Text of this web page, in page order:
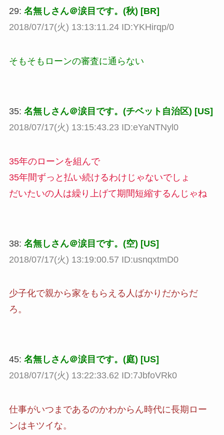
29: 名無しさん＠涙目です。(秋) [BR]
2018/07/17(火) 13:13:11.24 ID:YKHirqp/0
そもそもローンの審査に通らない
35: 名無しさん＠涙目です。(チベット自治区) [US]
2018/07/17(火) 13:15:43.23 ID:eYaNTNyl0
35年のローンを組んで
35年間ずっと払い続けるわけじゃないでしょ
だいたいの人は繰り上げて期間短縮するんじゃね
38: 名無しさん＠涙目です。(空) [US]
2018/07/17(火) 13:19:00.57 ID:usnqxtmD0
少子化で親から家をもらえる人ばかりだからだ
ろ。
45: 名無しさん＠涙目です。(庭) [US]
2018/07/17(火) 13:22:33.62 ID:7JbfoVRk0
仕事がいつまであるのかわからん時代に長期ロー
ンはキツイな。